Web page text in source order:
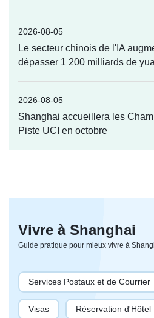
2026-08-05
Le secteur chinois de l'IA
dépasser 1 200 milliards de
2026-08-05
Shanghai accueillera les
Piste UCI en octobre
Vivre à Shanghai
Guide pratique pour mieux vivre à
Services Postaux et de Courrier
Visas Réservation d'Hôtel